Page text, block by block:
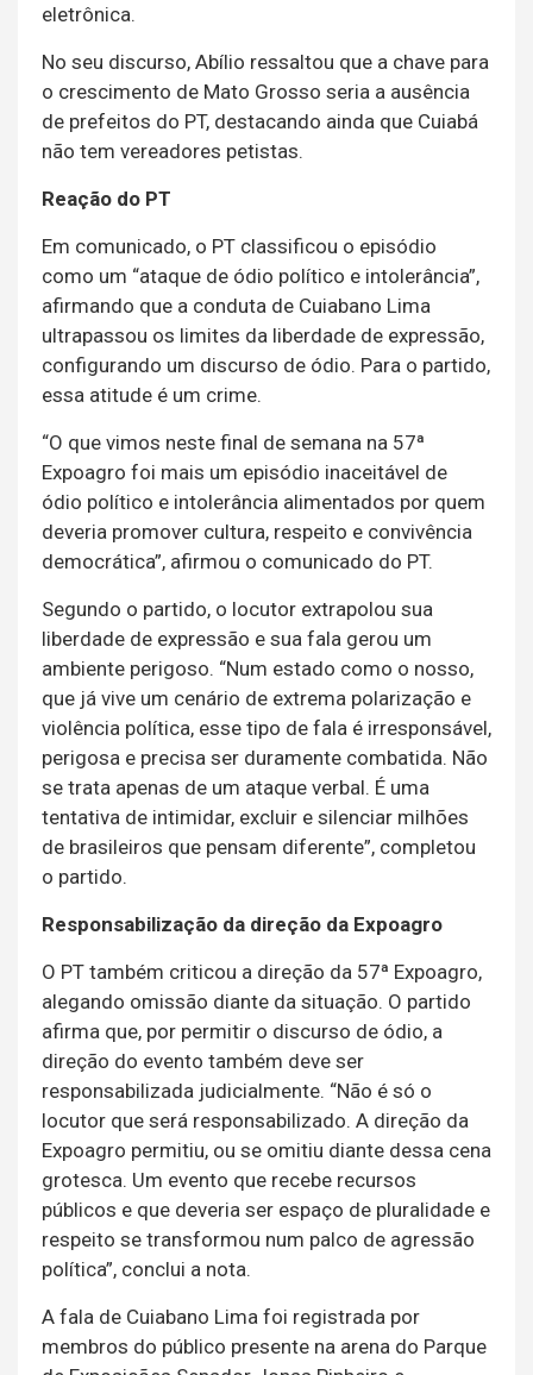
eletrônica.
No seu discurso, Abílio ressaltou que a chave para
o crescimento de Mato Grosso seria a ausência
de prefeitos do PT, destacando ainda que Cuiabá
não tem vereadores petistas.
Reação do PT
Em comunicado, o PT classificou o episódio
como um “ataque de ódio político e intolerância”,
afirmando que a conduta de Cuiabano Lima
ultrapassou os limites da liberdade de expressão,
configurando um discurso de ódio. Para o partido,
essa atitude é um crime.
“O que vimos neste final de semana na 57ª
Expoagro foi mais um episódio inaceitável de
ódio político e intolerância alimentados por quem
deveria promover cultura, respeito e convivência
democrática”, afirmou o comunicado do PT.
Segundo o partido, o locutor extrapolou sua
liberdade de expressão e sua fala gerou um
ambiente perigoso. “Num estado como o nosso,
que já vive um cenário de extrema polarização e
violência política, esse tipo de fala é irresponsável,
perigosa e precisa ser duramente combatida. Não
se trata apenas de um ataque verbal. É uma
tentativa de intimidar, excluir e silenciar milhões
de brasileiros que pensam diferente”, completou
o partido.
Responsabilização da direção da Expoagro
O PT também criticou a direção da 57ª Expoagro,
alegando omissão diante da situação. O partido
afirma que, por permitir o discurso de ódio, a
direção do evento também deve ser
responsabilizada judicialmente. “Não é só o
locutor que será responsabilizado. A direção da
Expoagro permitiu, ou se omitiu diante dessa cena
grotesca. Um evento que recebe recursos
públicos e que deveria ser espaço de pluralidade e
respeito se transformou num palco de agressão
política”, conclui a nota.
A fala de Cuiabano Lima foi registrada por
membros do público presente na arena do Parque